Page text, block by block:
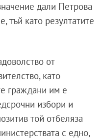
дали Петрова
тъй като резултатите
от
като
граждани им е
избори и
той отбеляза
с едно,